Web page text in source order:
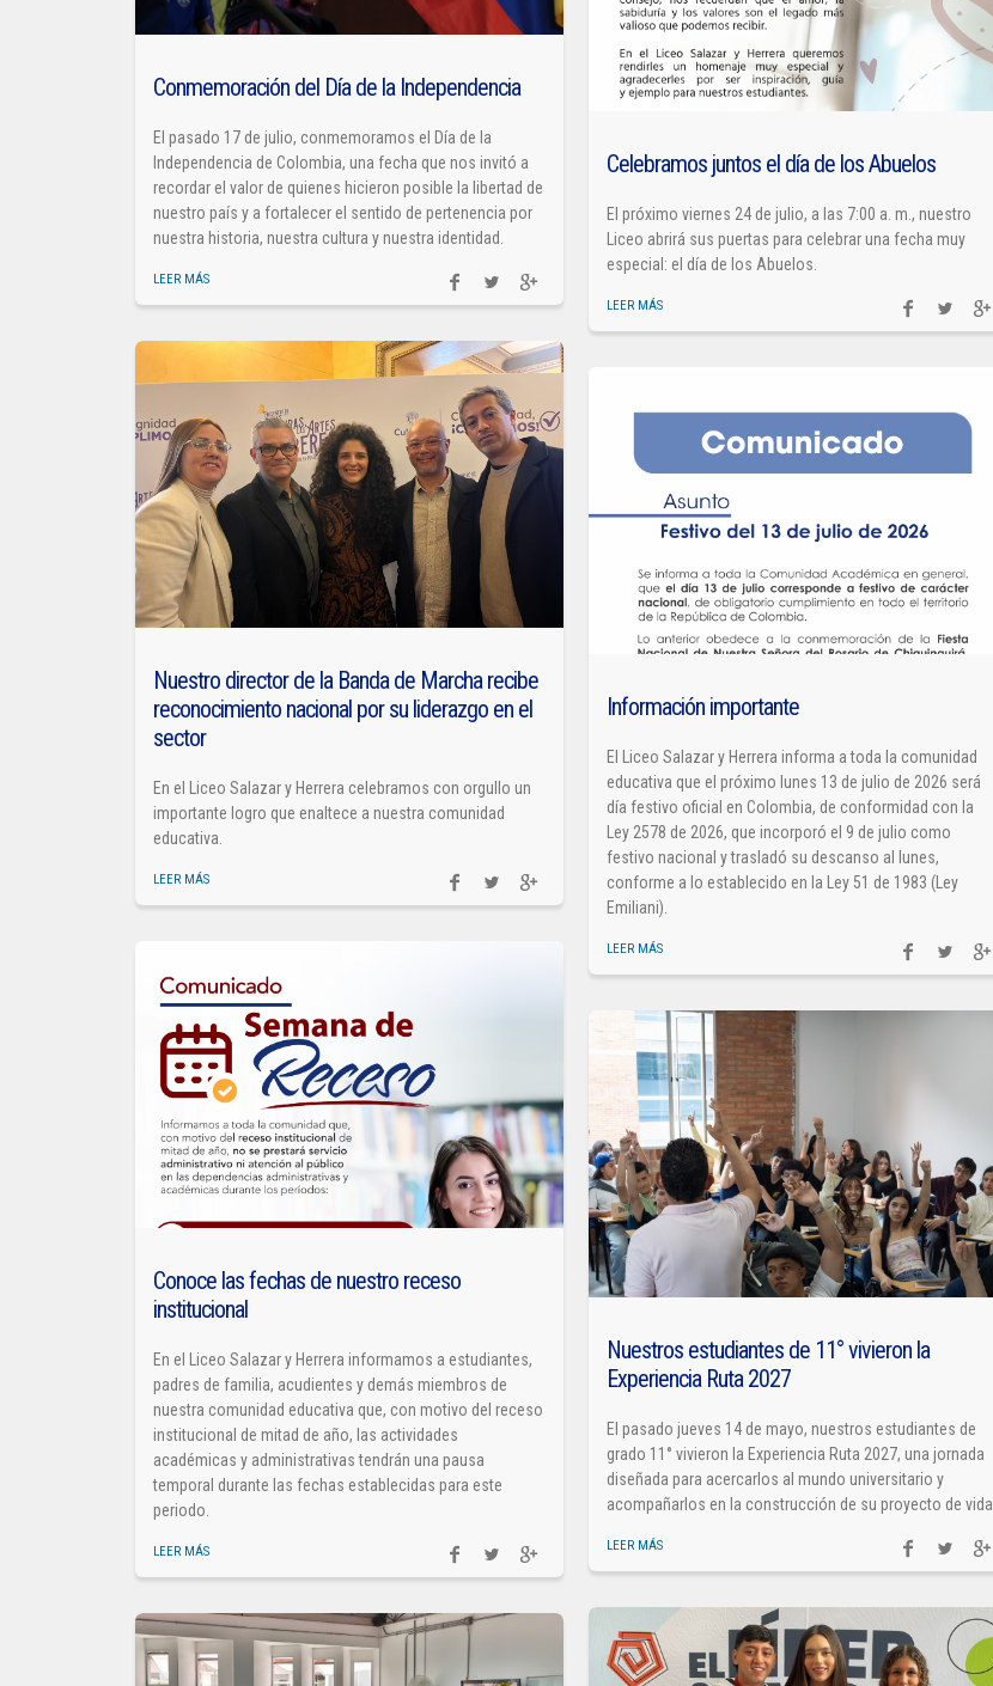
Conmemoración del Día de la Independencia
El pasado 17 de julio, conmemoramos el Día de la
Independencia de Colombia, una fecha que nos invitó a
recordar el valor de quienes hicieron posible la libertad de
nuestro país y a fortalecer el sentido de pertenencia por
nuestra historia, nuestra cultura y nuestra identidad.
LEER MÁS
Celebramos juntos el día de los Abuelos
El próximo viernes 24 de julio, a las 7:00 a. m., nuestro
Liceo abrirá sus puertas para celebrar una fecha muy
especial: el día de los Abuelos.
LEER MÁS
Nuestro director de la Banda de Marcha recibe
reconocimiento nacional por su liderazgo en el
sector
En el Liceo Salazar y Herrera celebramos con orgullo un
importante logro que enaltece a nuestra comunidad
educativa.
LEER MÁS
Información importante
El Liceo Salazar y Herrera informa a toda la comunidad
educativa que el próximo lunes 13 de julio de 2026 será
día festivo oficial en Colombia, de conformidad con la
Ley 2578 de 2026, que incorporó el 9 de julio como
festivo nacional y trasladó su descanso al lunes,
conforme a lo establecido en la Ley 51 de 1983 (Ley
Emiliani).
LEER MÁS
Conoce las fechas de nuestro receso
institucional
En el Liceo Salazar y Herrera informamos a estudiantes,
padres de familia, acudientes y demás miembros de
nuestra comunidad educativa que, con motivo del receso
institucional de mitad de año, las actividades
académicas y administrativas tendrán una pausa
temporal durante las fechas establecidas para este
periodo.
LEER MÁS
Nuestros estudiantes de 11° vivieron la
Experiencia Ruta 2027
El pasado jueves 14 de mayo, nuestros estudiantes de
grado 11° vivieron la Experiencia Ruta 2027, una jornada
diseñada para acercarlos al mundo universitario y
acompañarlos en la construcción de su proyecto de vida.
LEER MÁS